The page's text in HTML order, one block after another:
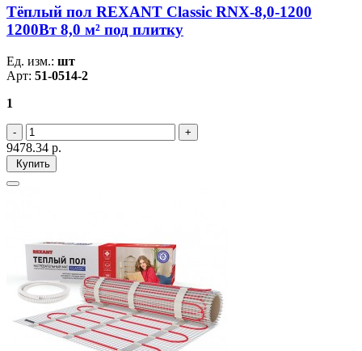
Тёплый пол REXANT Classic RNX-8,0-1200
1200Вт 8,0 м² под плитку
Ед. изм.: шт
Арт: 51-0514-2
1
9478.34 р.
Купить